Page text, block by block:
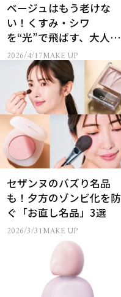
ベージュはもう老けな
い！くすみ・シワ
を“光”で飛ばす、大人の
最新春コスメ7選
2026/4/17MAKE UP
セザンヌのバズり名品
も！夕方のゾンビ化を防
ぐ「お直し名品」3選
2026/3/31MAKE UP